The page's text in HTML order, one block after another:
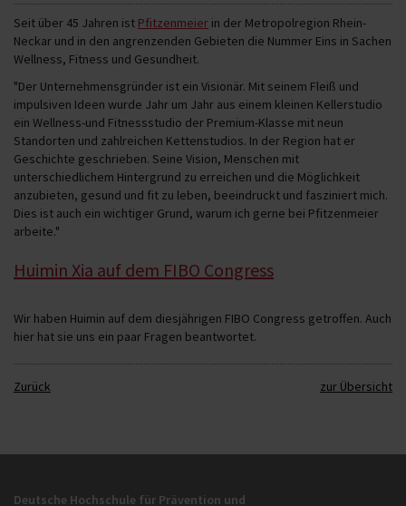
Seit über 45 Jahren ist Pfitzenmeier in der Metropolregion Rhein-
Neckar und in den angrenzenden Gebieten die Nummer Eins in Sachen
Wellness, Fitness und Gesundheit.
"Der Unternehmensgründer ist ein Visionär. Mit seinem Fleiß und
impulsiven Ideen wurde Jahr um Jahr aus einem kleinen Kellerstudio
ein Wellness-und Fitnessstudio der Premium-Klasse mit neun
Standorten und zahlreichen Kettenstudios. In der Region hat er
Geschichte geschrieben. Seine Vision, Menschen mit
unterschiedlichem Hintergrund zu erreichen und die Möglichkeit
anzubieten, gesund und fit zu leben, beeindruckt und fasziniert mich.
Dies ist auch ein wichtiger Grund, warum ich gerne bei Pfitzenmeier
arbeite."
Huimin Xia auf dem FIBO Congress
Wir haben Huimin auf dem diesjährigen FIBO Congress getroffen. Auch
hier hat sie uns ein paar Fragen beantwortet.
Zurück zur Übersicht
Deutsche Hochschule für Prävention und